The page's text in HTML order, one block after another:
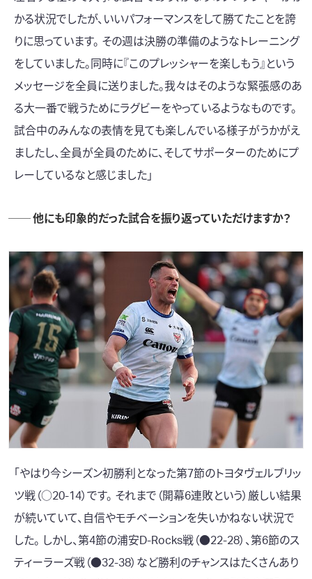
かる状況でしたが、いいパフォーマンスをして勝てたことを誇
りに思っています。 その週は決勝の準備のようなトレーニング
をしていました。同時に『このプレッシャーを楽しもう』という
メッセージを全員に送りました。我々はそのような緊張感のあ
る大一番で戦うためにラグビーをやっているようなものです。
試合中のみんなの表情を見ても楽しんでいる様子がうかがえ
ましたし、全員が全員のために、そしてサポーターのためにプ
レーしているなと感じました」
── 他にも印象的だった試合を振り返っていただけますか？
「やはり今シーズン初勝利となった第7節のトヨタヴェルブリッ
ツ戦（○20-14） です。 それまで（開幕6連敗という）厳しい結果
が続いていて、自信やモチベーションを失いかねない状況で
した。 しかし、 第4節の浦安D-Rocks戦（●22-28） 、 第6節のス
ティーラーズ戦（●32-38） など勝利のチャンスはたくさんあり